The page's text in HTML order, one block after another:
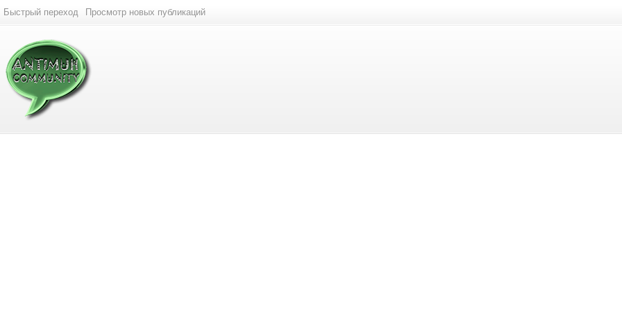
Быстрый переход Просмотр новых публикаций